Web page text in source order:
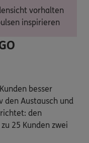
vorhalten
inspirieren
besser
den Austausch und
den
25 Kunden zwei